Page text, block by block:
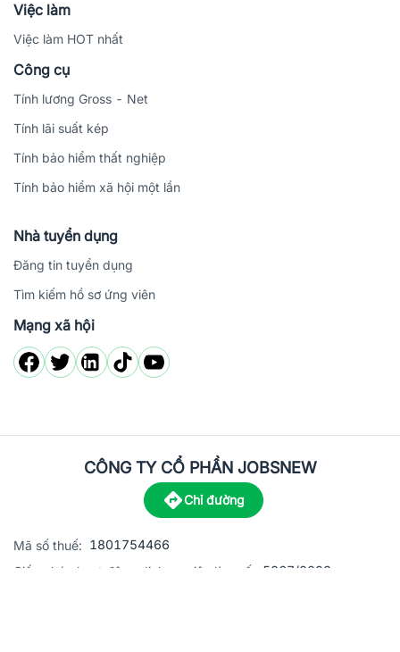
Việc làm
Việc làm HOT nhất
Công cụ
Tính lương Gross - Net
Tính lãi suất kép
Tính bảo hiểm thất nghiệp
Tính bảo hiểm xã hội một lần
Nhà tuyển dụng
Đăng tin tuyển dụng
Tìm kiếm hồ sơ ứng viên
Mạng xã hội
CÔNG TY CỔ PHẦN JOBSNEW
Chỉ đường
Mã số thuế: 1801754466
Giấy phép hoạt động dịch vụ việc làm số:
5867/2023